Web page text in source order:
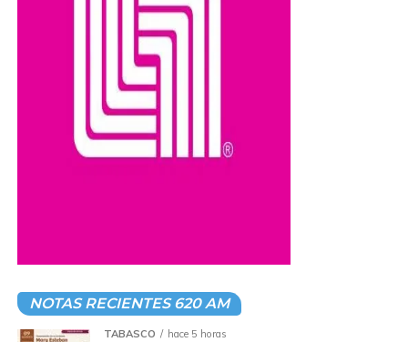
NOTAS RECIENTES 620 AM
TABASCO hace 5 horas